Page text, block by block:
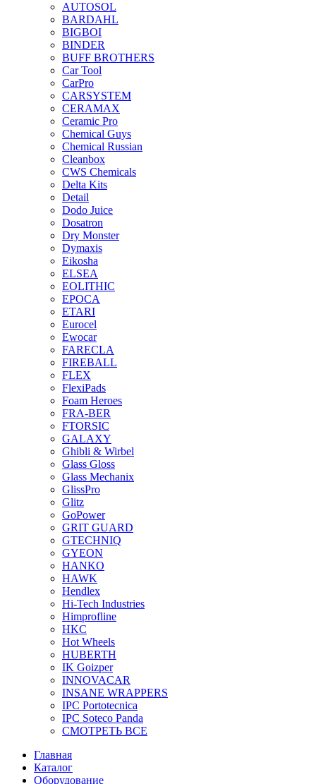
AUTOSOL
BARDAHL
BIGBOI
BINDER
BUFF BROTHERS
Car Tool
CarPro
CARSYSTEM
CERAMAX
Ceramic Pro
Chemical Guys
Chemical Russian
Cleanbox
CWS Chemicals
Delta Kits
Detail
Dodo Juice
Dosatron
Dry Monster
Dymaxis
Eikosha
ELSEA
EOLITHIC
EPOCA
ETARI
Eurocel
Ewocar
FARECLA
FIREBALL
FLEX
FlexiPads
Foam Heroes
FRA-BER
FTORSIC
GALAXY
Ghibli & Wirbel
Glass Gloss
Glass Mechanix
GlissPro
Glitz
GoPower
GRIT GUARD
GTECHNIQ
GYEON
HANKO
HAWK
Hendlex
Hi-Tech Industries
Himprofline
HKC
Hot Wheels
HUBERTH
IK Goizper
INNOVACAR
INSANE WRAPPERS
IPC Portotecnica
IPC Soteco Panda
СМОТРЕТЬ ВСЕ
Главная
Каталог
Оборудование